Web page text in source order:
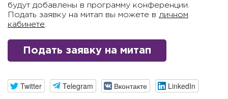
будут добавлены в программу конференции.
Подать заявку на митап вы можете в личном
кабинете.
Подать заявку на митап
Twitter Telegram Вконтакте LinkedIn